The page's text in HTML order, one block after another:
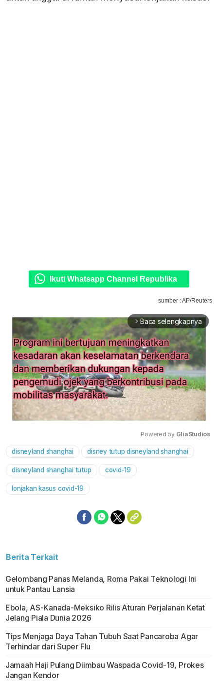
Ikuti Whatsapp Channel Republika
sumber : AP/Reuters
arrow_forward_ios Baca selengkapnya
Mute
Powered by GliaStudios
disneyland shanghai disney tutup disneyland shanghai
disneyland shanghai tutup covid-19
lonjakan kasus covid-19
Berita Terkait
Gelombang Panas Melanda, Roma Pakai Teknologi Ini
untuk Pantau Lansia
Ebola, AS-Kanada-Meksiko Rilis Aturan Perjalanan Ketat
Jelang Piala Dunia 2026
Tips Menjaga Daya Tahan Tubuh Saat Pancaroba Agar
Terhindar dari Super Flu
Jamaah Haji Pulang Diimbau Waspada Covid-19, Prokes
Jangan Kendor